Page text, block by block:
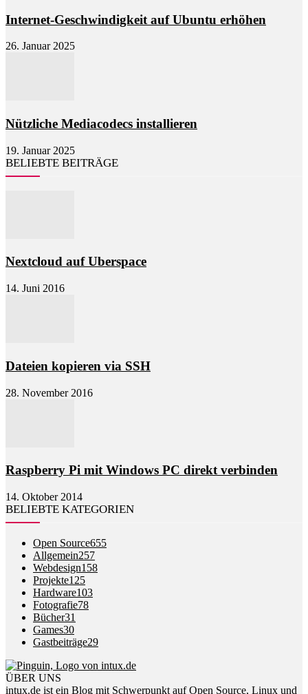
Internet-Geschwindigkeit auf Ubuntu erhöhen
26. Januar 2025
Nützliche Mediacodecs installieren
19. Januar 2025
BELIEBTE BEITRÄGE
Nextcloud auf Uberspace
14. Juni 2016
Dateien kopieren via SSH
28. November 2016
Raspberry Pi mit Windows PC direkt verbinden
14. Oktober 2014
BELIEBTE KATEGORIEN
Open Source655
Allgemein257
Webdesign158
Projekte125
Hardware103
Fotografie78
Bücher31
Games30
Gastbeiträge29
ÜBER UNS
intux.de ist ein Blog mit Schwerpunkt auf Open Source, Linux und